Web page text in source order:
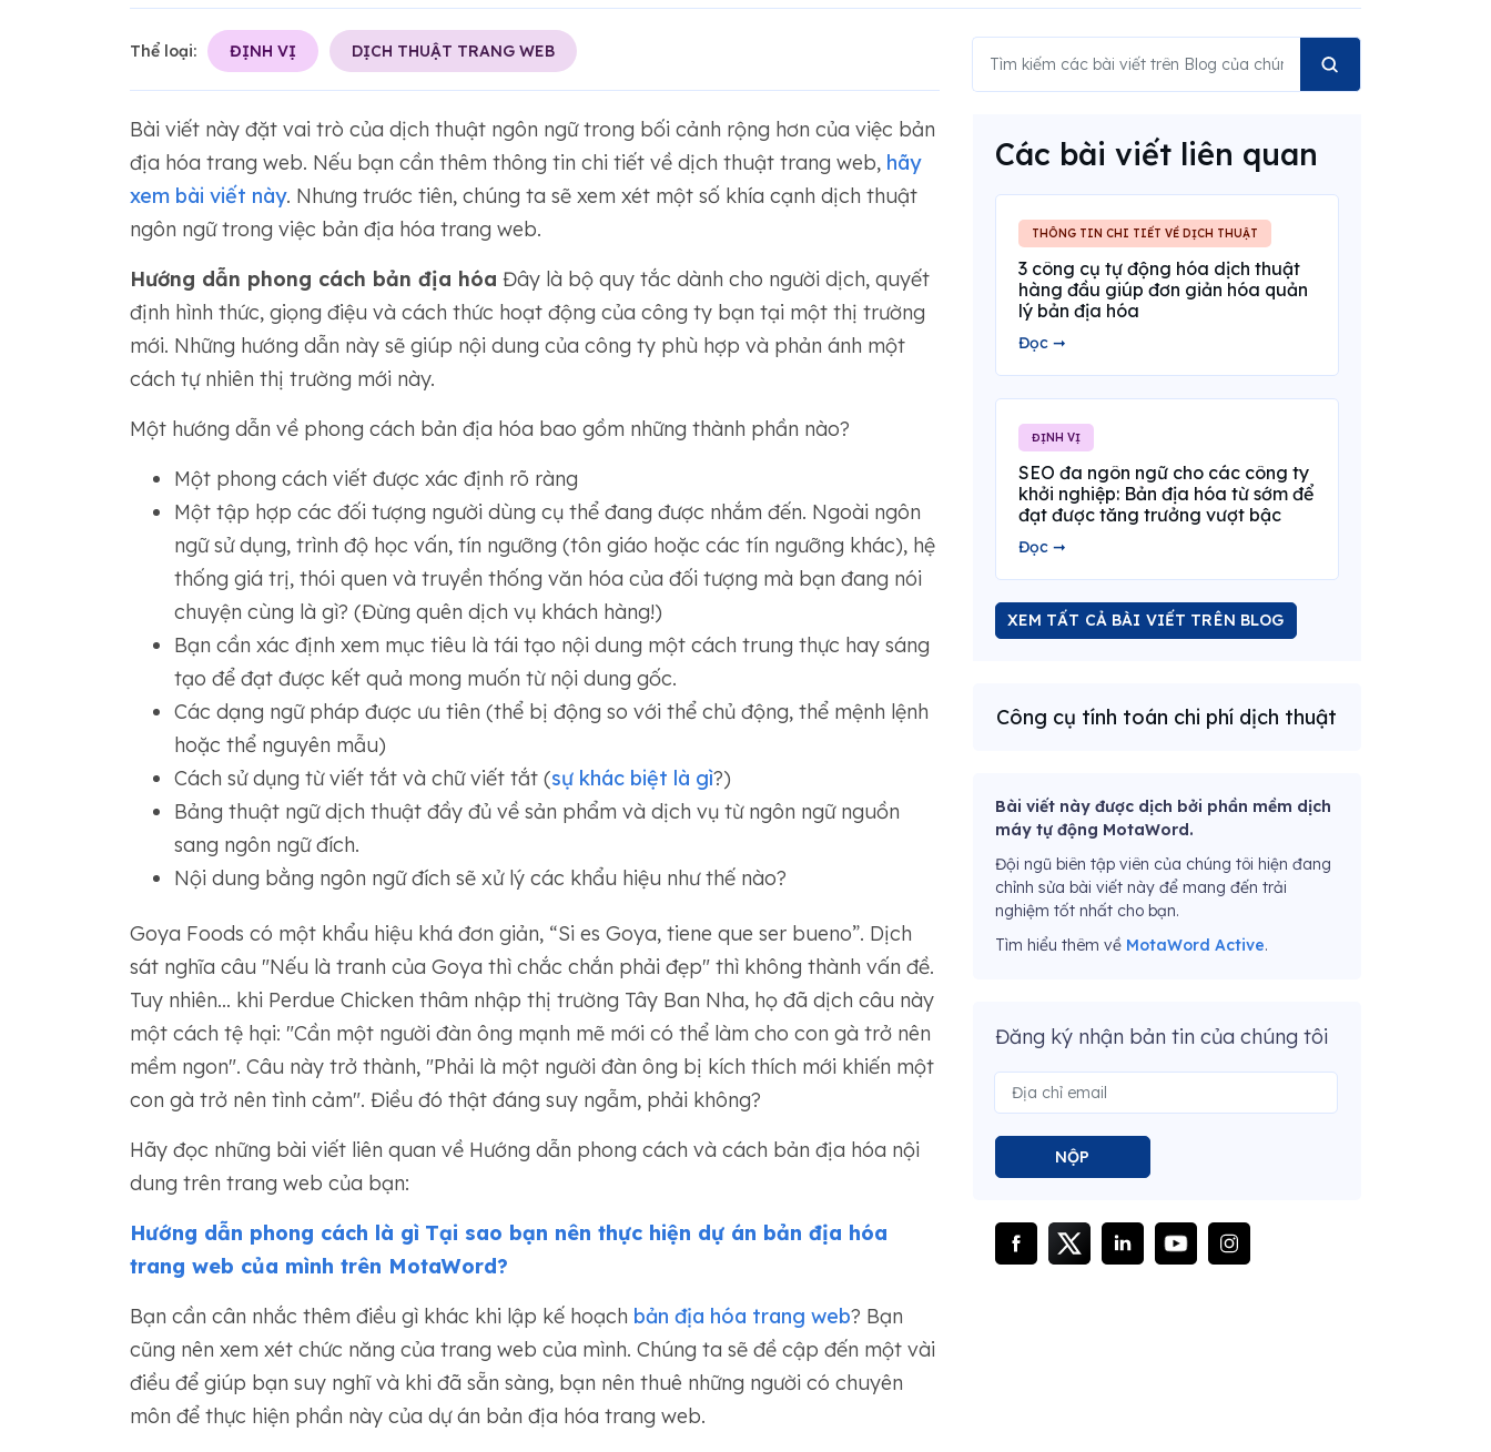
Thể loại: ĐỊNH VỊ DỊCH THUẬT TRANG WEB
Bài viết này đặt vai trò của dịch thuật ngôn ngữ trong bối cảnh rộng hơn của việc bản
địa hóa trang web. Nếu bạn cần thêm thông tin chi tiết về dịch thuật trang web, hãy
xem bài viết này. Nhưng trước tiên, chúng ta sẽ xem xét một số khía cạnh dịch thuật
ngôn ngữ trong việc bản địa hóa trang web.
Hướng dẫn phong cách bản địa hóa Đây là bộ quy tắc dành cho người dịch, quyết
định hình thức, giọng điệu và cách thức hoạt động của công ty bạn tại một thị trường
mới. Những hướng dẫn này sẽ giúp nội dung của công ty phù hợp và phản ánh một
cách tự nhiên thị trường mới này.
Một hướng dẫn về phong cách bản địa hóa bao gồm những thành phần nào?
Một phong cách viết được xác định rõ ràng
Một tập hợp các đối tượng người dùng cụ thể đang được nhắm đến. Ngoài ngôn
ngữ sử dụng, trình độ học vấn, tín ngưỡng (tôn giáo hoặc các tín ngưỡng khác), hệ
thống giá trị, thói quen và truyền thống văn hóa của đối tượng mà bạn đang nói
chuyện cùng là gì? (Đừng quên dịch vụ khách hàng!)
Bạn cần xác định xem mục tiêu là tái tạo nội dung một cách trung thực hay sáng
tạo để đạt được kết quả mong muốn từ nội dung gốc.
Các dạng ngữ pháp được ưu tiên (thể bị động so với thể chủ động, thể mệnh lệnh
hoặc thể nguyên mẫu)
Cách sử dụng từ viết tắt và chữ viết tắt (sự khác biệt là gì?)
Bảng thuật ngữ dịch thuật đầy đủ về sản phẩm và dịch vụ từ ngôn ngữ nguồn
sang ngôn ngữ đích.
Nội dung bằng ngôn ngữ đích sẽ xử lý các khẩu hiệu như thế nào?
Goya Foods có một khẩu hiệu khá đơn giản, “Si es Goya, tiene que ser bueno”. Dịch
sát nghĩa câu "Nếu là tranh của Goya thì chắc chắn phải đẹp" thì không thành vấn đề.
Tuy nhiên… khi Perdue Chicken thâm nhập thị trường Tây Ban Nha, họ đã dịch câu này
một cách tệ hại: "Cần một người đàn ông mạnh mẽ mới có thể làm cho con gà trở nên
mềm ngon". Câu này trở thành, "Phải là một người đàn ông bị kích thích mới khiến một
con gà trở nên tình cảm". Điều đó thật đáng suy ngẫm, phải không?
Hãy đọc những bài viết liên quan về Hướng dẫn phong cách và cách bản địa hóa nội
dung trên trang web của bạn:
Hướng dẫn phong cách là gì Tại sao bạn nên thực hiện dự án bản địa hóa
trang web của mình trên MotaWord?
Bạn cần cân nhắc thêm điều gì khác khi lập kế hoạch bản địa hóa trang web? Bạn
cũng nên xem xét chức năng của trang web của mình. Chúng ta sẽ đề cập đến một vài
điều để giúp bạn suy nghĩ và khi đã sẵn sàng, bạn nên thuê những người có chuyên
môn để thực hiện phần này của dự án bản địa hóa trang web.
Các bài viết liên quan
THÔNG TIN CHI TIẾT VỀ DỊCH THUẬT
3 công cụ tự động hóa dịch thuật
hàng đầu giúp đơn giản hóa quản
lý bản địa hóa
Đọc ➞
ĐỊNH VỊ
SEO đa ngôn ngữ cho các công ty
khởi nghiệp: Bản địa hóa từ sớm để
đạt được tăng trưởng vượt bậc
Đọc ➞
XEM TẤT CẢ BÀI VIẾT TRÊN BLOG
Công cụ tính toán chi phí dịch thuật
Bài viết này được dịch bởi phần mềm dịch
máy tự động MotaWord.
Đội ngũ biên tập viên của chúng tôi hiện đang
chỉnh sửa bài viết này để mang đến trải
nghiệm tốt nhất cho bạn.
Tìm hiểu thêm về MotaWord Active.
Đăng ký nhận bản tin của chúng tôi
NỘP